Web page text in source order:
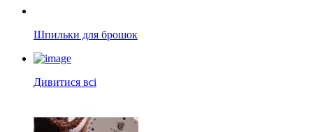
Шпильки для брошок
Дивитися всі